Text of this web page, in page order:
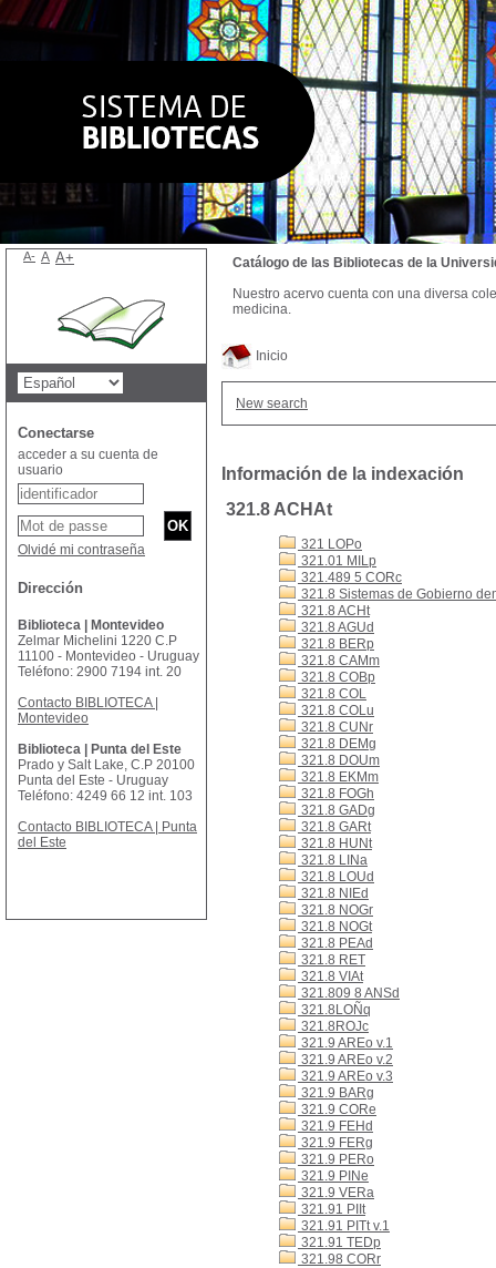
Inicio
New search
Información de la indexación
321.8 ACHAt
321 LOPo
321.01 MILp
321.489 5 CORc
321.8 Sistemas de Gobierno
321.8 ACHt
321.8 AGUd
321.8 BERp
321.8 CAMm
321.8 COBp
321.8 COL
321.8 COLu
321.8 CUNr
321.8 DEMg
321.8 DOUm
321.8 EKMm
321.8 FOGh
321.8 GADg
321.8 GARt
321.8 HUNt
321.8 LINa
321.8 LOUd
321.8 NIEd
321.8 NOGr
321.8 NOGt
321.8 PEAd
321.8 RET
321.8 VIAt
321.809 8 ANSd
321.8LOÑq
321.8ROJc
321.9 AREo v.1
321.9 AREo v.2
321.9 AREo v.3
321.9 BARg
321.9 CORe
321.9 FEHd
321.9 FERg
321.9 PERo
321.9 PINe
321.9 VERa
321.91 PIIt
321.91 PITt v.1
321.91 TEDp
321.98 CORr
Catálogo de las Bibliotecas de la
Nuestro acervo cuenta con una diversa
medicina.
A- A A+
Conectarse
acceder a su cuenta de
usuario
Olvidé mi contraseña
Dirección
Biblioteca | Montevideo
Zelmar Michelini 1220 C.P
11100 - Montevideo - Uruguay
Teléfono: 2900 7194 int. 20
Contacto BIBLIOTECA |
Montevideo
Biblioteca | Punta del Este
Prado y Salt Lake, C.P 20100
Punta del Este - Uruguay
Teléfono: 4249 66 12 int. 103
Contacto BIBLIOTECA | Punta
del Este